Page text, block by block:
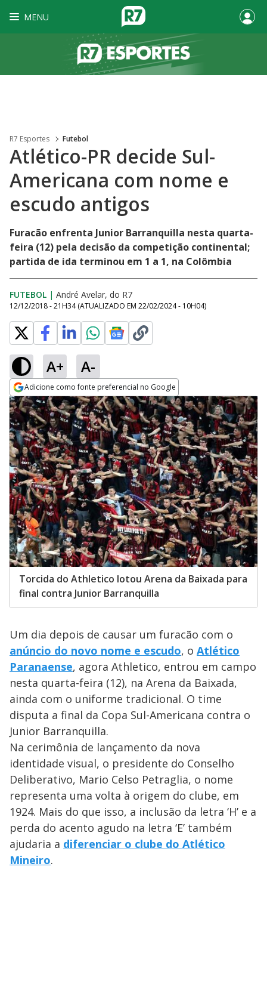
MENU
R7 Esportes Futebol
Atlético-PR decide Sul-
Americana com nome e
escudo antigos
Furacão enfrenta Junior Barranquilla nesta quarta-
feira (12) pela decisão da competição continental;
partida de ida terminou em 1 a 1, na Colômbia
FUTEBOL | André Avelar, do R7
12/12/2018 - 21H34 (ATUALIZADO EM 22/02/2024 - 10H04)
A+ A-
Adicione como fonte preferencial no Google
Opens in new window
Torcida do Athletico lotou Arena da Baixada para
final contra Junior Barranquilla
Um dia depois de causar um furacão com o
anúncio do novo nome e escudo, o Atlético
Paranaense, agora Athletico, entrou em campo
nesta quarta-feira (12), na Arena da Baixada,
ainda com o uniforme tradicional. O time
disputa a final da Copa Sul-Americana contra o
Junior Barranquilla.
Na cerimônia de lançamento da nova
identidade visual, o presidente do Conselho
Deliberativo, Mario Celso Petraglia, o nome
representa uma volta à origem do clube, em
1924. Mais do que isso, a inclusão da letra ‘H’ e a
perda do acento agudo na letra ‘E’ também
ajudaria a diferenciar o clube do Atlético
Mineiro.